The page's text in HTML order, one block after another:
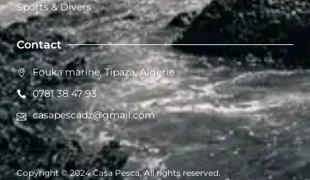
Sports & Divers
Contact
Fouka marine, Tipaza, Algerie
0781 38 47 93
casapescadz@gmail.com
Copyright © 2024 Casa Pesca, All rights reserved.